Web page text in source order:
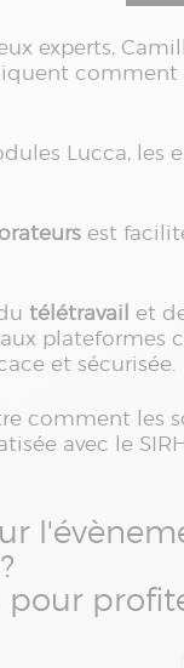
experts,
comment
Lucca, les
est
télétravail et
plateformes
et sécurisée.
comment les
avec le